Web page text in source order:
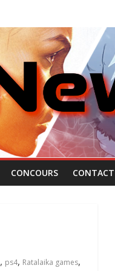
CONCOURS CONTACT
, ps4, Ratalaika games,